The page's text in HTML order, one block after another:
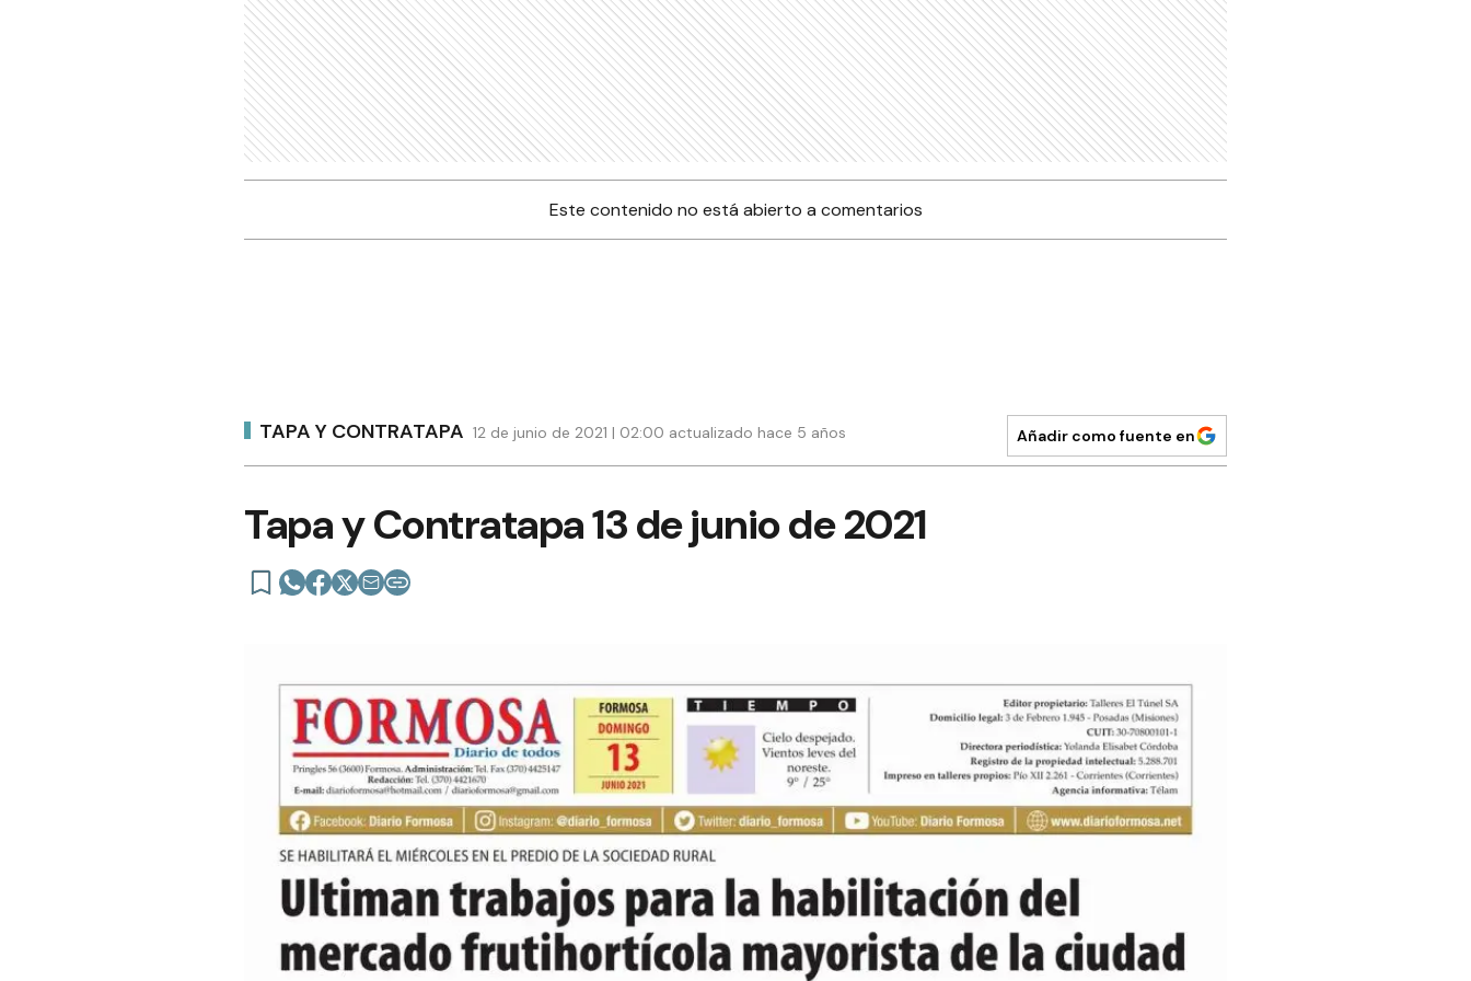
Este contenido no está abierto a comentarios
TAPA Y CONTRATAPA 12 de junio de 2021 | 02:00 actualizado hace 5 años Añadir como fuente en
Tapa y Contratapa 13 de junio de 2021